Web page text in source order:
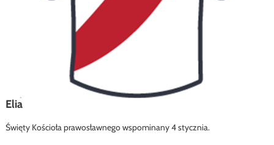
Elia
Święty Kościoła prawosławnego wspominany 4 stycznia.